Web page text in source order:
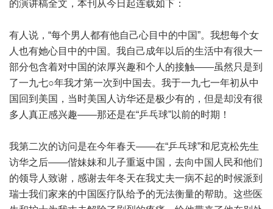
的演讲稿全文，本刊从今日起连载如下：
有人说，“每个男人都有他自己心目中的中国”。我想每个女
人也有她心目中的中国。我自己成年以后的生活中有很大一
部分包含着对中国的浓厚兴趣和个人的接触——虽然只是到
了一九七○年我才第一次到中国去。我于一九七一年初从中
国回到美国，当时美国人访华还是极少有的，但是却没有很
多人真正感兴趣——那还是在“乒乓球”以前的时期！
我第二次的访问是在今年春天——在“乒乓球”和尼克松先生
访华之后——偕妹妹和儿子重返中国，去向中国人民和他们
的领导人致谢，感谢去年冬天在我丈夫一病不起的时候派到
瑞士我们家来的中国医疗队给予的无法衡量的帮助。这些医